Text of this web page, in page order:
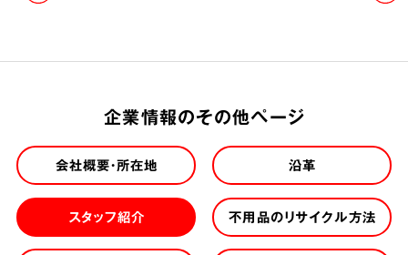
企業情報のその他ページ
会社概要・所在地 沿革
スタッフ紹介 不用品のリサイクル方法